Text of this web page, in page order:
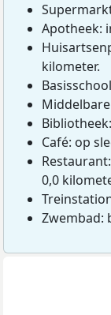
Apotheek:
kilometer.
Café: op
0,0
Zwembad: